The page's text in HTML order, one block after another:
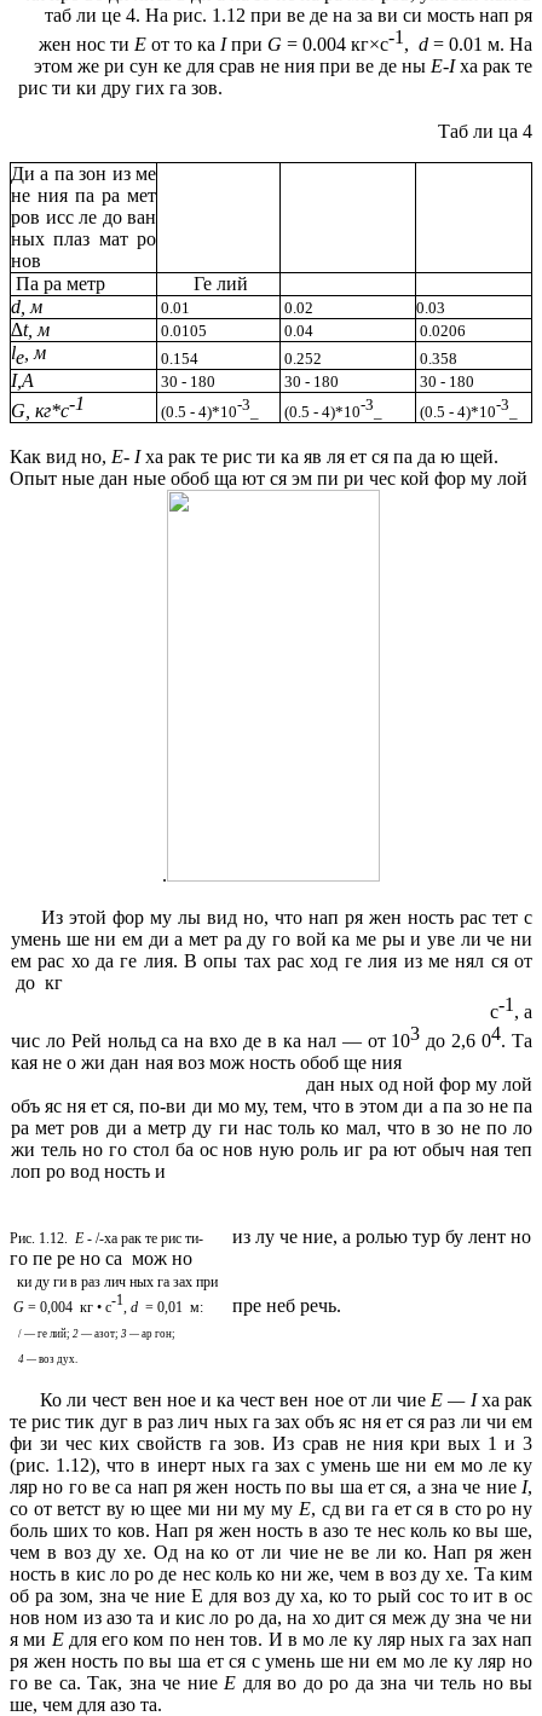
таб ли це 4. На рис. 1.12 при ве де на за ви си мость нап ря
жен нос ти E от то ка Iпри G = 0.004 кг×с-1 , d = 0.01 м. На
этом же ри сун ке для срав не ния при ве де ны E-Iха рак те
рис ти ки дру гих га зов.
Таб ли ца 4
Ди а па зон из ме
не ния па ра мет
ров исс ле до ван
ных плаз мат ро
нов
Па ра метр
Ге лий
d, м
0.01 0.02 0.03
∆t, м 0.0105 0.04 0.0206
le , м 0.154 0.252 0.358
I,A 30 - 180 30 - 180 30 - 180
G, кг*c-1 (0.5 - 4)*10-3 (0.5 - 4)*10-3 (0.5 - 4)*10-3
Как вид но, E- Iха рак те рис ти ка яв ля ет ся па да ю щей.
Опыт ные дан ные обоб ща ют ся эм пи ри чес кой фор му лой
.
Из этой фор му лы вид но, что нап ря жен ность рас тет с
умень ше ни ем ди а мет ра ду го вой ка ме ры и уве ли че ни
ем рас хо да ге лия. В опы тах рас ход ге лия из ме нял ся от
до кг
с-1 , а
чис ло Рей нольд са на вхо де в ка нал — от 103 до 2,6 04. Та
кая не о жи дан ная воз мож ность обоб ще ния
дан ных од ной фор му лой
объ яс ня ет ся, по-ви ди мо му, тем, что в этом ди а па зо не па
ра мет ров ди а метр ду ги нас толь ко мал, что в зо не по ло
жи тель но го стол ба ос нов ную роль иг ра ют обыч ная теп
лоп ро вод ность и
Рис. 1.12. Е - /-ха рак те рис ти-
из лу че ние, а ролью тур бу лент но
го пе ре но са мож но
ки ду ги в раз лич ных га зах при
G = 0,004 кг • с-1, d = 0,01 м: пре неб речь.
/ — ге лий;2— азот;3 —ар гон;
4 —воз дух.
Ко ли чест вен ное и ка чест вен ное от ли чие Е — Iха рак
те рис тик дуг в раз лич ных га зах объ яс ня ет ся раз ли чи ем
фи зи чес ких свойств га зов. Из срав не ния кри вых 1 и 3
(рис. 1.12), что в инерт ных га зах с умень ше ни ем мо ле ку
ляр но го ве са нап ря жен ность по вы ша ет ся, а зна че ние I,
со от ветст ву ю щее ми ни му му Е, сд ви га ет ся в сто ро ну
боль ших то ков. Нап ря жен ность в азо те нес коль ко вы ше,
чем в воз ду хе. Од на ко от ли чие не ве ли ко. Нап ря жен
ность в кис ло ро де нес коль ко ни же, чем в воз ду хе. Та ким
об ра зом, зна че ние Е для воз ду ха, ко то рый сос то ит в ос
нов ном из азо та и кис ло ро да, на хо дит ся меж ду зна че ни
я ми Eдля его ком по нен тов. И в мо ле ку ляр ных га зах нап
ря жен ность по вы ша ет ся с умень ше ни ем мо ле ку ляр но
го ве са. Так, зна че ние Е для во до ро да зна чи тель но вы
ше, чем для азо та.